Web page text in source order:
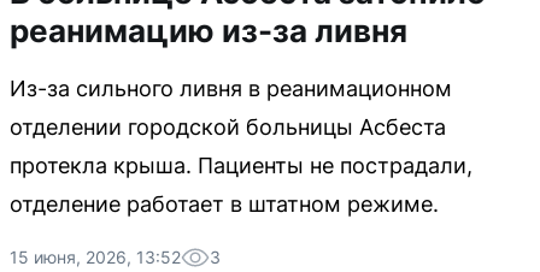
реанимацию из-за ливня
Из-за сильного ливня в реанимационном
отделении городской больницы Асбеста
протекла крыша. Пациенты не пострадали,
отделение работает в штатном режиме.
15 июня, 2026, 13:52 3